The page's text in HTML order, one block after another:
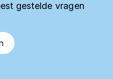
gestelde vragen